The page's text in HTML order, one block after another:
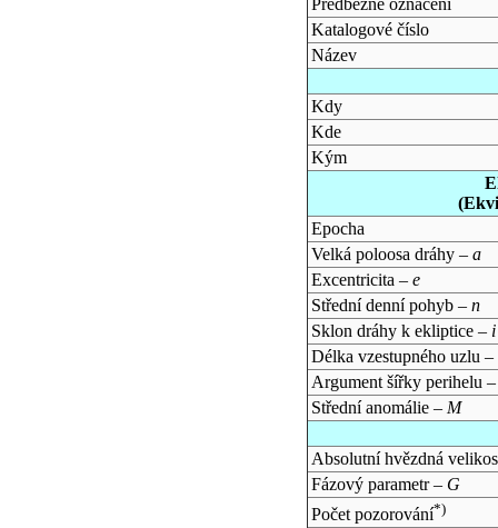
Katalogové číslo
Název
Kdy
Kde
Kým
Epocha
Velká poloosa dráhy – a
Excentricita – e
Střední denní pohyb – n
Sklon dráhy k ekliptice – i
Délka vzestupného uzlu –
Argument šířky perihelu
Střední anomálie – M
Absolutní hvězdná
Fázový parametr – G
Počet pozorování*)